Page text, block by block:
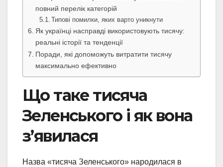
повний перелік категорій
Типові помилки, яких варто уникнути
Як українці насправді використовують тисячу:
реальні історії та тенденції
Поради, які допоможуть витратити тисячу
максимально ефективно
Що таке тисяча
Зеленського і як вона
з’явилася
Назва «тисяча Зеленського» народилася в